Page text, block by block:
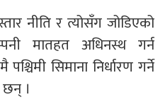
नीति र त्योसँग जोडिएको
मातहत अधिनस्थ गर्न
सिमाना निर्धारण गर्ने
।